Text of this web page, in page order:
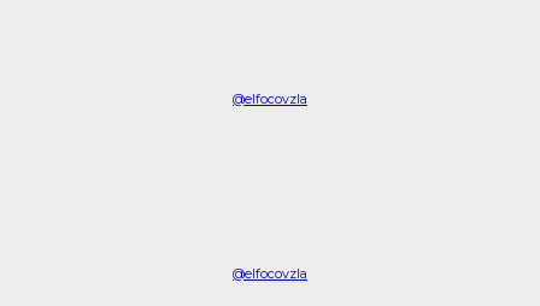
@elfocovzla
@elfocovzla